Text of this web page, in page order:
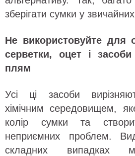
зберігати сумки у
Не використовуйте для
серветки, оцет і
плям
Усі ці засоби
хімічним середовищем,
колір сумки та
неприємних проблем.
складних випадках